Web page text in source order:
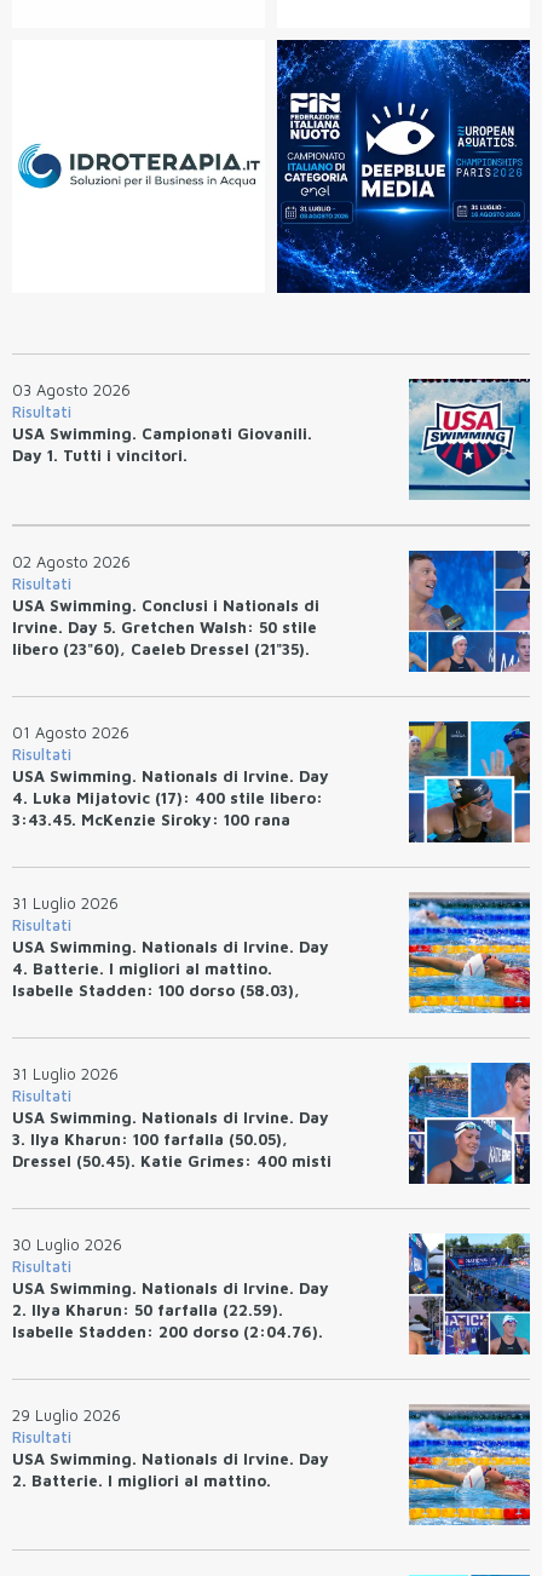
03 Agosto 2026
Risultati
USA Swimming. Campionati Giovanili.
Day 1. Tutti i vincitori.
02 Agosto 2026
Risultati
USA Swimming. Conclusi i Nationals di
Irvine. Day 5. Gretchen Walsh: 50 stile
libero (23"60), Caeleb Dressel (21"35).
01 Agosto 2026
Risultati
USA Swimming. Nationals di Irvine. Day
4. Luka Mijatovic (17): 400 stile libero:
3:43.45. McKenzie Siroky: 100 rana
Avakov: 100 rana (58.87).
31 Luglio 2026
Risultati
USA Swimming. Nationals di Irvine. Day
4. Batterie. I migliori al mattino.
Isabelle Stadden: 100 dorso (58.03),
tempo.
31 Luglio 2026
Risultati
USA Swimming. Nationals di Irvine. Day
3. Ilya Kharun: 100 farfalla (50.05),
Dressel (50.45). Katie Grimes: 400 misti
Bottazzo terza nei 50 rana (30.51)
30 Luglio 2026
Risultati
USA Swimming. Nationals di Irvine. Day
2. Ilya Kharun: 50 farfalla (22.59).
Isabelle Stadden: 200 dorso (2:04.76).
29 Luglio 2026
Risultati
USA Swimming. Nationals di Irvine. Day
2. Batterie. I migliori al mattino.